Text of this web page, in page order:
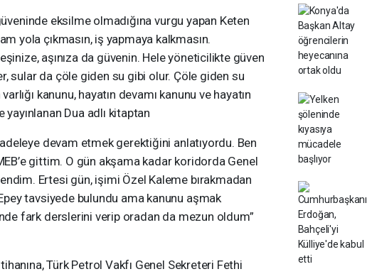
eksilme olmadığına vurgu yapan Keten
yola çıkmasın, iş yapmaya kalkmasın.
aşınıza da güvenin. Hele yöneticilikte güven
sular da çöle giden su gibi olur. Çöle giden su
kanunu, hayatın devamı kanunu ve hayatın
Dua adlı kitaptan
devam etmek gerektiğini anlatıyordu. Ben
gittim. O gün akşama kadar koridorda Genel
Ertesi gün, işimi Özel Kaleme bırakmadan
tavsiyede bulundu ama kanunu aşmak
fark derslerini verip oradan da mezun oldum”
Türk Petrol Vakfı Genel Sekreteri Fethi